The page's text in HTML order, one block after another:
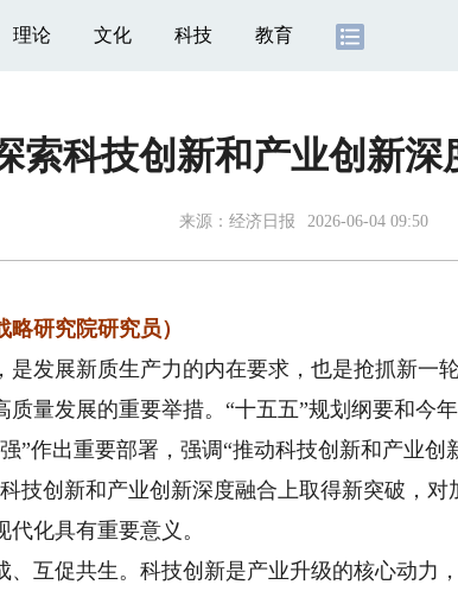
理论 文化 科技 教育
索科技创新和产业创新深
来源： 经济日报 2026-06-04 09:50
研究院研究员）
发展新质生产力的内在要求，也是抢抓新一
量发展的重要举措。“十五五”规划纲要和今
”作出重要部署，强调“推动科技创新和产业创
技创新和产业创新深度融合上取得新突破，对
化具有重要意义。
促共生。科技创新是产业升级的核心动力，